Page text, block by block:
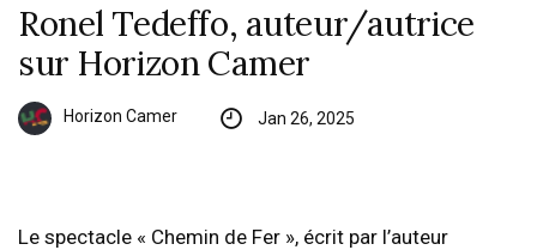
Ronel Tedeffo, auteur/autrice
sur Horizon Camer
Horizon Camer Jan 26, 2025
Le spectacle « Chemin de Fer », écrit par l’auteur